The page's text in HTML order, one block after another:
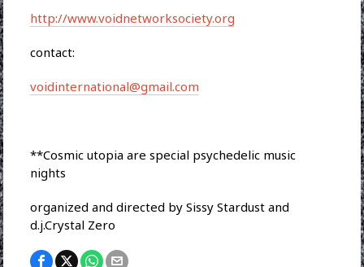
http://www.voidnetworksociety.org
contact:
voidinternational@gmail.com
**Cosmic utopia are special psychedelic music
nights
organized and directed by Sissy Stardust and
d.j.Crystal Zero